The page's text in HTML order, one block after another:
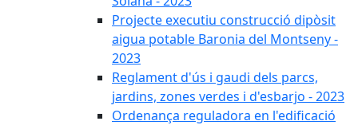
Projecte executiu construcció dipòsit
aigua potable Baronia del Montseny -
2023
Reglament d'ús i gaudi dels parcs,
jardins, zones verdes i d'esbarjo - 2023
Ordenança reguladora en l'edificació